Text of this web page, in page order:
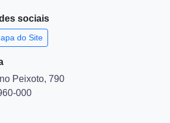
sociais
do Site
Peixoto, 790
000